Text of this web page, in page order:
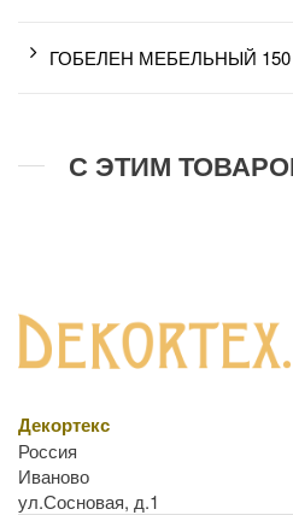
ГОБЕЛЕН МЕБЕЛЬНЫЙ
С ЭТИМ
Декортекс
Россия
Иваново
ул.Сосновая, д.1